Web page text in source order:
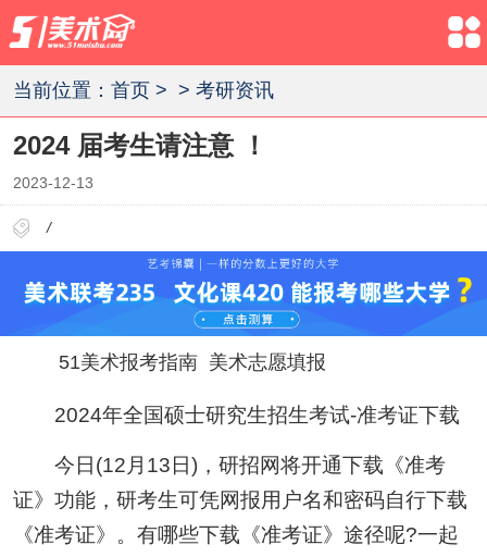
当前位置： 首页> > 考研资讯
2024 届考生请注意 ！
2023-12-13
/
51美术报考指南 美术志愿填报
2024年全国硕士研究生招生考试-准考证下载
今日(12月13日)，研招网将开通下载《准考
证》功能，研考生可凭网报用户名和密码自行下载
《准考证》。有哪些下载《准考证》途径呢?一起